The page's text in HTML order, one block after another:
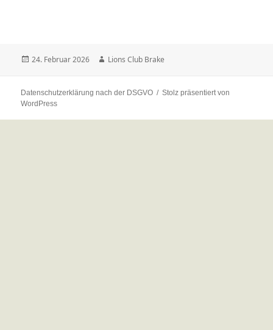
Veröffentlicht
24. Februar 2026 Autor
Lions Club Brake
Datenschutzerklärung nach der DSGVO
Stolz präsentiert von
WordPress